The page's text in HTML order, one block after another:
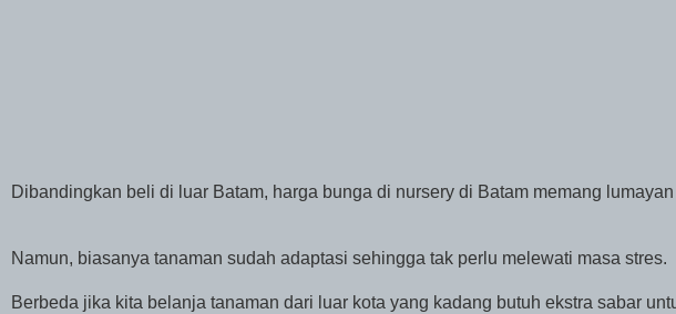
Dibandingkan beli di luar Batam, harga bunga di nursery di Batam memang
Namun, biasanya tanaman sudah adaptasi sehingga tak perlu melewati masa stres.
Berbeda jika kita belanja tanaman dari luar kota yang kadang butuh ekstra sabar